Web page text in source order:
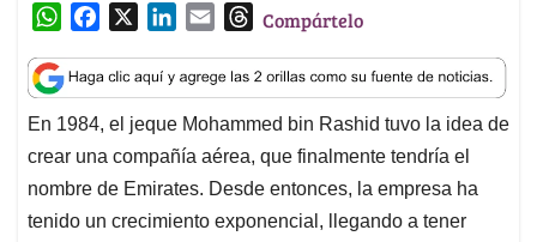
W
a
t
s
A
p
p
c
e
b
o
o
k
n
k
e
d
I
n
a
i
l
T
r
e
a
d
s
Compártelo
En 1984, el jeque Mohammed bin Rashid tuvo la idea de
crear una compañía aérea, que finalmente tendría el
nombre de Emirates. Desde entonces, la empresa ha
tenido un crecimiento exponencial, llegando a tener